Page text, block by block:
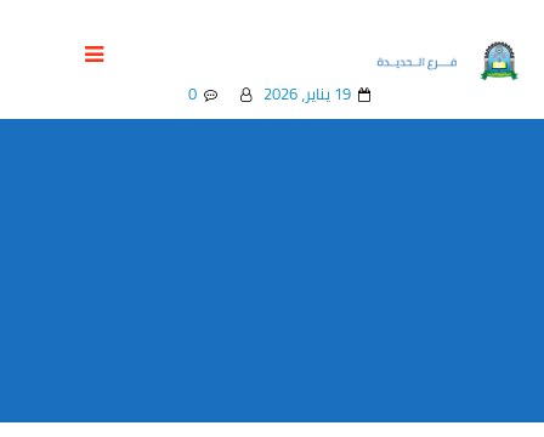
كلية العلوم الإنسانية والاجتماعية
19 يناير، 2026 0